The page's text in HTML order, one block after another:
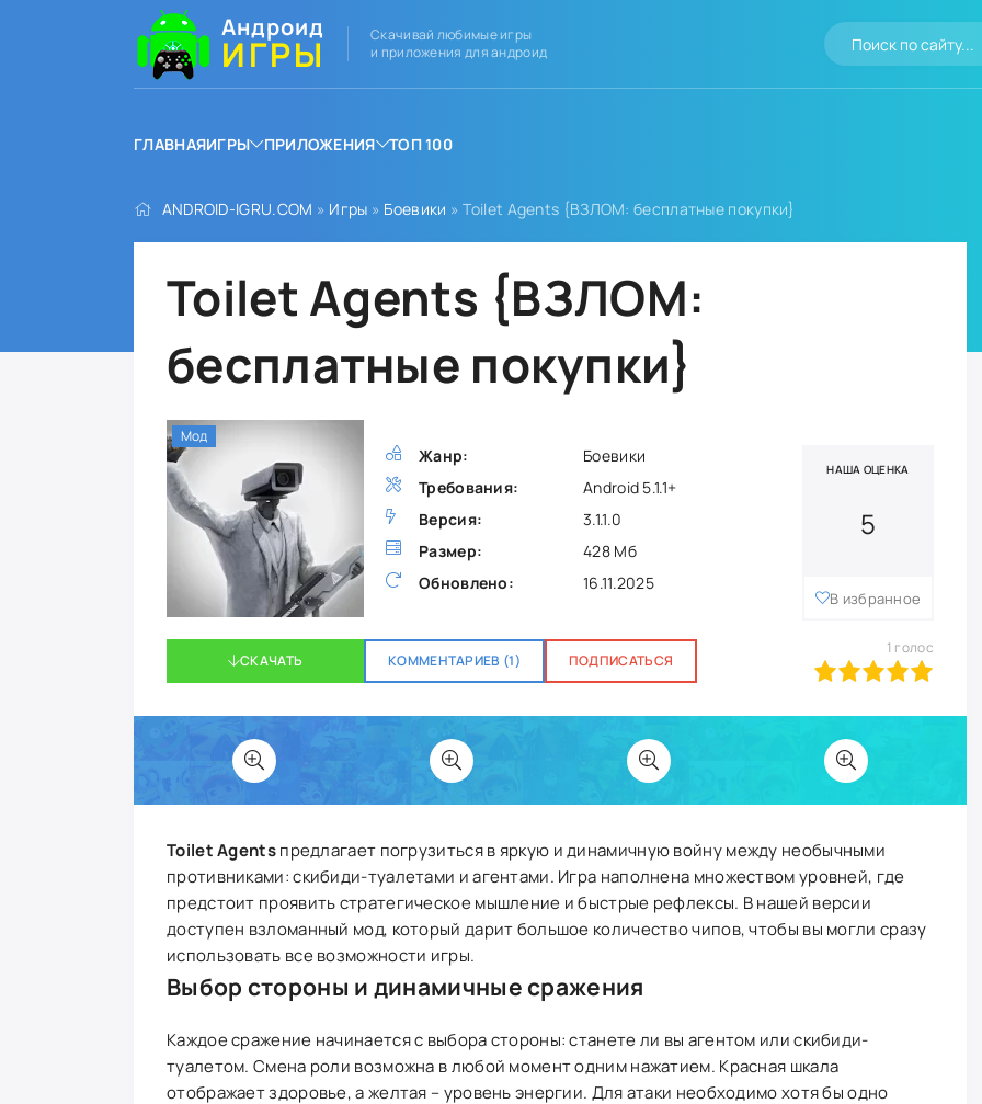
Андроид
ИГРЫ
Скачивай любимые игры
и приложения для андроид
ГЛАВНАЯИГРЫ ПРИЛОЖЕНИЯ ТОП 100
ANDROID-IGRU.COM » Игры » Боевики » Toilet Agents {ВЗЛОМ: бесплатные покупки}
Toilet Agents {ВЗЛОМ:
бесплатные покупки}
Жанр:
Боевики
Требования:
Android 5.1.1+
Версия:
3.1.1.0
Размер:
428 Мб
Обновлено:
16.11.2025
НАША ОЦЕНКА
5
В избранное
СКАЧАТЬ КОММЕНТАРИЕВ (1) ПОДПИСАТЬСЯ
100
1 голос
Мод
Toilet Agentsпредлагает погрузиться в яркую и динамичную войну между необычными
противниками: скибиди-туалетами и агентами. Игра наполнена множеством уровней, где
предстоит проявить стратегическое мышление и быстрые рефлексы. В нашей версии
доступен взломанный мод, который дарит большое количество чипов, чтобы вы могли сразу
использовать все возможности игры.
Выбор стороны и динамичные сражения
Каждое сражение начинается с выбора стороны: станете ли вы агентом или скибиди-
туалетом. Смена роли возможна в любой момент одним нажатием. Красная шкала
отображает здоровье, а желтая – уровень энергии. Для атаки необходимо хотя бы одно